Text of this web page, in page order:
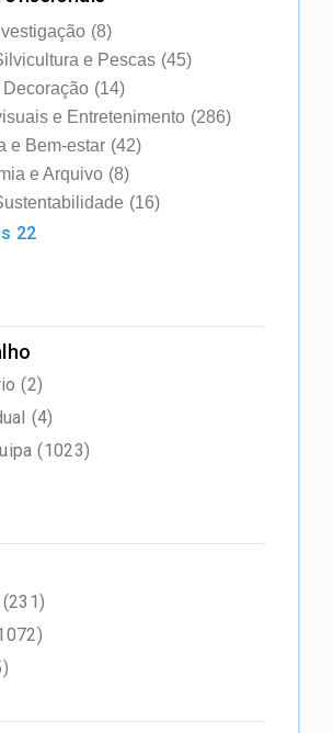
(8)
e Pescas (45)
(14)
e Entretenimento (286)
e Bem-estar (42)
e Arquivo (8)
(16)
22
(2)
(4)
(1023)
(231)